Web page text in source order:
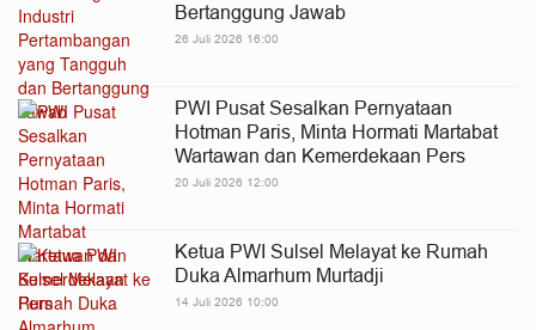
Bertanggung Jawab
26 Juli 2026 16:00
PWI Pusat Sesalkan Pernyataan
Hotman Paris, Minta Hormati Martabat
Wartawan dan Kemerdekaan Pers
20 Juli 2026 12:00
Ketua PWI Sulsel Melayat ke Rumah
Duka Almarhum Murtadji
14 Juli 2026 10:00